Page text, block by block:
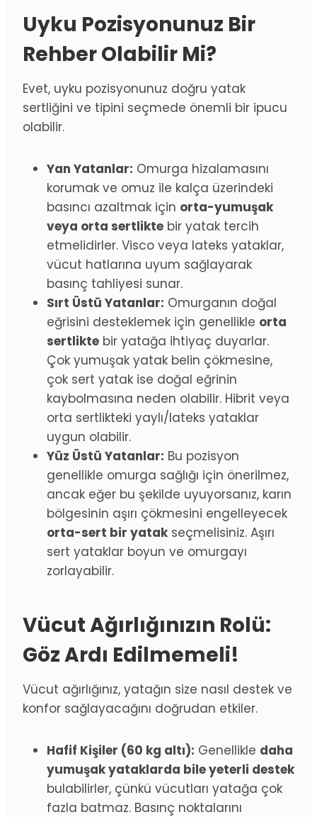
Uyku Pozisyonunuz Bir
Rehber Olabilir Mi?
Evet, uyku pozisyonunuz doğru yatak
sertliğini ve tipini seçmede önemli bir ipucu
olabilir.
Yan Yatanlar: Omurga hizalamasını
korumak ve omuz ile kalça üzerindeki
basıncı azaltmak için orta-yumuşak
veya orta sertlikte bir yatak tercih
etmelidirler. Visco veya lateks yataklar,
vücut hatlarına uyum sağlayarak
basınç tahliyesi sunar.
Sırt Üstü Yatanlar: Omurganın doğal
eğrisini desteklemek için genellikle orta
sertlikte bir yatağa ihtiyaç duyarlar.
Çok yumuşak yatak belin çökmesine,
çok sert yatak ise doğal eğrinin
kaybolmasına neden olabilir. Hibrit veya
orta sertlikteki yaylı/lateks yataklar
uygun olabilir.
Yüz Üstü Yatanlar: Bu pozisyon
genellikle omurga sağlığı için önerilmez,
ancak eğer bu şekilde uyuyorsanız, karın
bölgesinin aşırı çökmesini engelleyecek
orta-sert bir yatak seçmelisiniz. Aşırı
sert yataklar boyun ve omurgayı
zorlayabilir.
Vücut Ağırlığınızın Rolü:
Göz Ardı Edilmemeli!
Vücut ağırlığınız, yatağın size nasıl destek ve
konfor sağlayacağını doğrudan etkiler.
Hafif Kişiler (60 kg altı): Genellikle daha
yumuşak yataklarda bile yeterli destek
bulabilirler, çünkü vücutları yatağa çok
fazla batmaz. Basınç noktalarını